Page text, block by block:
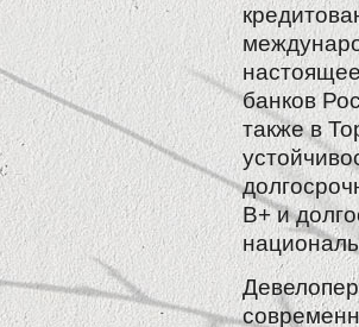
банков
также в
B+ и